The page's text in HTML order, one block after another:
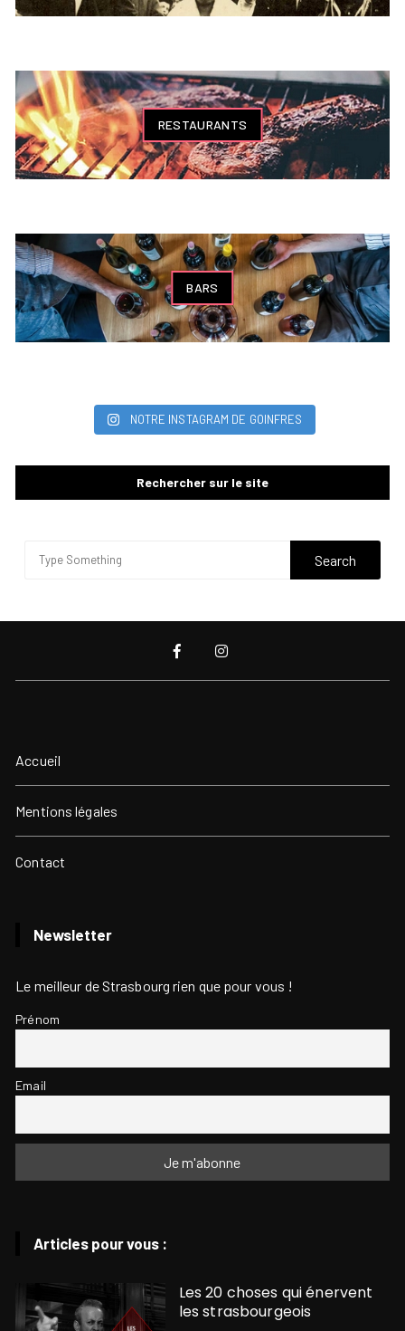
RESTAURANTS
BARS
NOTRE INSTAGRAM DE GOINFRES
Rechercher sur le site
Accueil
Mentions légales
Contact
Newsletter
Le meilleur de Strasbourg rien que pour vous !
Prénom
Email
Articles pour vous :
Les 20 choses qui énervent
les strasbourgeois